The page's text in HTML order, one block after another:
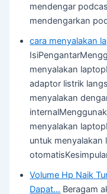
mendengar
mendengarkan
cara menyalakan
menyalakan
adaptor listrik
menyalakan
menyalakan
untuk menyalakan
Volume Hp Naik
Dapat… Beragam